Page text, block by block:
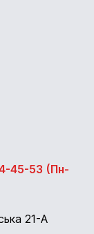
45-53 (Пн-
21-А